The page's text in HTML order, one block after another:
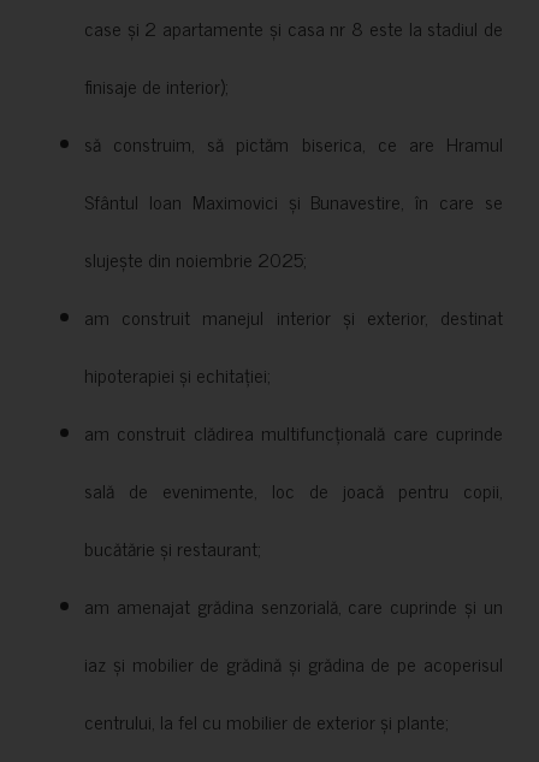
case și 2 apartamente și casa nr 8 este la stadiul de
finisaje de interior);
să construim, să pictăm biserica, ce are Hramul
Sfântul Ioan Maximovici și Bunavestire, în care se
slujește din noiembrie 2025;
am construit manejul interior și exterior, destinat
hipoterapiei și echitației;
am construit clădirea multifuncțională care cuprinde
sală de evenimente, loc de joacă pentru copii,
bucătărie și restaurant;
am amenajat grădina senzorială, care cuprinde și un
iaz și mobilier de grădină și grădina de pe acoperisul
centrului, la fel cu mobilier de exterior și plante;